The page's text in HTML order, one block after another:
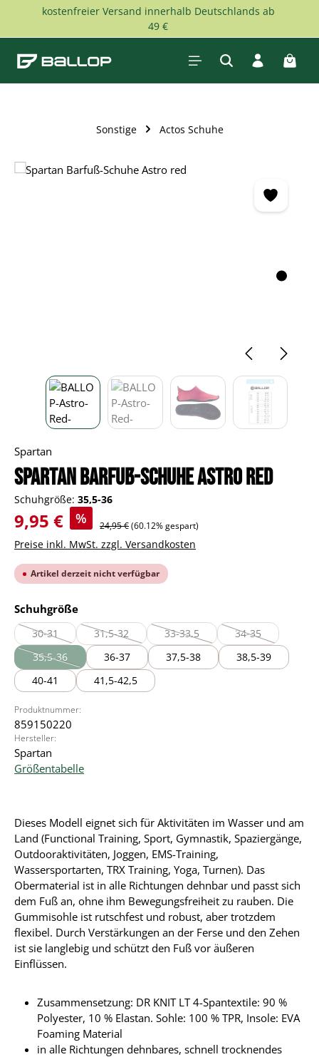
Zum Hauptinhalt springen
kostenfreier Versand innerhalb Deutschlands ab
49 €
Sonstige Actos Schuhe
Bildergalerie überspringen
Spartan
Spartan Barfuß-Schuhe Astro red
Schuhgröße: 35,5-36
Verkaufspreis:
9,95 € % Regulärer Preis:
24,95 €(60.12% gespart)
Preise inkl. MwSt. zzgl. Versandkosten
Artikel derzeit nicht verfügbar
Schuhgrößeauswählen
30-31
(Diese Option ist zurzeit nicht verfügbar.)
31,5-32
(Diese Option ist zurzeit nicht verfügbar.)
33-33,5
(Diese Option ist zurzeit nicht
34-35
(Diese Option ist
35,5-36
(Diese Option ist zurzeit nicht verfügbar.)
36-37 37,5-38
38,5-39
40-41
41,5-42,5
Produktnummer:
859150220
Hersteller:
Spartan
Größentabelle
Dieses Modell eignet sich für Aktivitäten im Wasser und am
Land (Functional Training, Sport, Gymnastik, Spaziergänge,
Outdooraktivitäten, Joggen, EMS-Training,
Wassersportarten, TRX Training, Yoga, Turnen). Das
Obermaterial ist in alle Richtungen dehnbar und passt sich
dem Fuß an, ohne ihm Bewegungsfreiheit zu rauben. Die
Gummisohle ist rutschfest und robust, aber trotzdem
flexibel. Durch Verstärkungen an der Ferse und den Zehen
ist sie langlebig und schützt den Fuß vor äußeren
Einflüssen.
Zusammensetzung: DR KNIT LT 4-Spantextile: 90 %
Polyester, 10 % Elastan. Sohle: 100 % TPR, Insole: EVA
Foaming Material
in alle Richtungen dehnbares, schnell trocknendes